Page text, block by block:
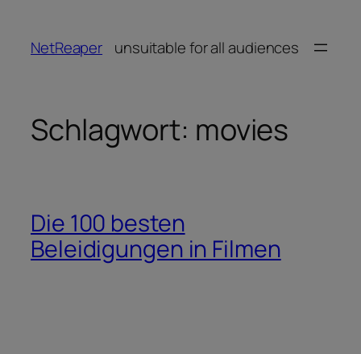
springen
NetReaper unsuitable for all audiences
Schlagwort: movies
Die 100 besten
Beleidigungen in Filmen